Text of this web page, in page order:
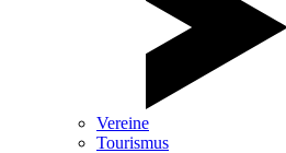
Vereine
Tourismus